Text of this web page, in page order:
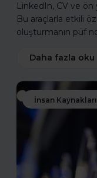
LinkedIn, CV ve ön
Bu araçlarla etkili
oluşturmanın püf
Daha fazla oku
İnsan Kaynakları